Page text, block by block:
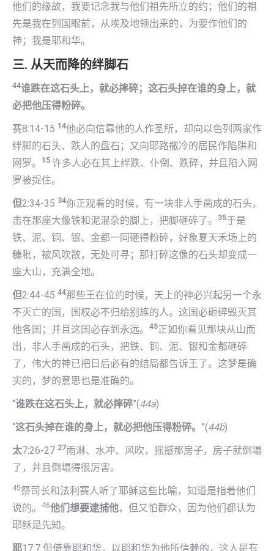
他们的缘故，我要记念我与他们祖先所立的约；他们的祖
先是我在列国眼前，从埃及地领出来的，为要作他们的
神；我是耶和华。
三. 从天而降的绊脚石
44谁跌在这石头上，就必摔碎；这石头掉在谁的身上，就
必把他压得粉碎。
赛8:14-15 14他必向信靠他的人作圣所，却向以色列两家作
绊脚的石头、跌人的盘石；又向耶路撒冷的居民作陷阱和
网罗。
15 许多人必在其上绊跌、仆倒、跌碎，并且陷入网
罗被捉住。
但2:34-35 34你正观看的时候，有一块非人手凿成的石头，
击在那座大像铁和泥混杂的脚上，把脚砸碎了。
35于是
铁、泥、铜、银、金都一同砸得粉碎，好象夏天禾场上的
糠秕，被风吹散，无处可寻；那打碎这像的石头却变成一
座大山，充满全地。
但2:44-45 44那些王在位的时候，天上的神必兴起另一个永
不灭亡的国，国权必不归给别族的人。这国必砸碎毁灭其
他各国；并且这国必存到永远。
45正如你看见那块从山而
出，非人手凿成的石头，把铁、铜、泥、银和金都砸碎
了，伟大的神已把日后必有的结局都告诉王了。这梦是确
实的，梦的意思也是准确的。
“谁跌在这石头上，就必摔碎”(44a)
“这石头掉在谁的身上，就必把他压得粉碎。 ”(44b)
太7:26-27 27雨淋、水冲、风吹，摇撼那房子，房子就倒塌
了，并且倒塌得很厉害。
45祭司长和法利赛人听了耶稣这些比喻，知道是指着他们
说的。
46他们想要逮捕他，但又怕群众，因为他们都认为
耶稣是先知。
耶17:7 但倚靠耶和华，以耶和华为他所信赖的，这人是有